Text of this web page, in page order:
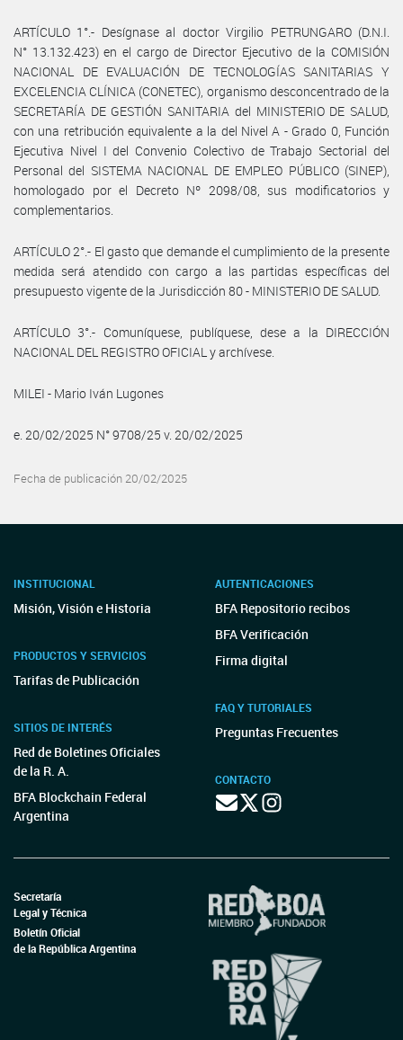
ARTÍCULO 1°.- Desígnase al doctor Virgilio PETRUNGARO (D.N.I.
N° 13.132.423) en el cargo de Director Ejecutivo de la COMISIÓN
NACIONAL DE EVALUACIÓN DE TECNOLOGÍAS SANITARIAS Y
EXCELENCIA CLÍNICA (CONETEC), organismo desconcentrado de la
SECRETARÍA DE GESTIÓN SANITARIA del MINISTERIO DE SALUD,
con una retribución equivalente a la del Nivel A - Grado 0, Función
Ejecutiva Nivel I del Convenio Colectivo de Trabajo Sectorial del
Personal del SISTEMA NACIONAL DE EMPLEO PÚBLICO (SINEP),
homologado por el Decreto Nº 2098/08, sus modificatorios y
complementarios.
ARTÍCULO 2°.- El gasto que demande el cumplimiento de la presente
medida será atendido con cargo a las partidas específicas del
presupuesto vigente de la Jurisdicción 80 - MINISTERIO DE SALUD.
ARTÍCULO 3°.- Comuníquese, publíquese, dese a la DIRECCIÓN
NACIONAL DEL REGISTRO OFICIAL y archívese.
MILEI - Mario Iván Lugones
e. 20/02/2025 N° 9708/25 v. 20/02/2025
Fecha de publicación 20/02/2025
INSTITUCIONAL
Misión, Visión e Historia
PRODUCTOS Y SERVICIOS
Tarifas de Publicación
SITIOS DE INTERÉS
Red de Boletines Oficiales
de la R. A.
BFA Blockchain Federal
Argentina
AUTENTICACIONES
BFA Repositorio recibos
BFA Verificación
Firma digital
FAQ Y TUTORIALES
Preguntas Frecuentes
CONTACTO
Secretaría
Legal y Técnica
Boletín Oficial
de la República Argentina